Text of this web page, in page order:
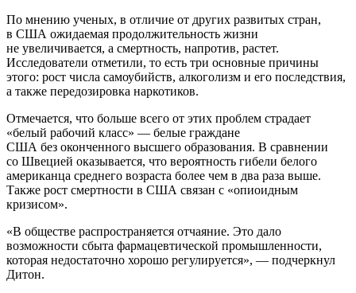
По мнению ученых, в отличие от других развитых стран,
в США ожидаемая продолжительность жизни
не увеличивается, а смертность, напротив, растет.
Исследователи отметили, то есть три основные причины
этого: рост числа самоубийств, алкоголизм и его последствия,
а также передозировка наркотиков.
Отмечается, что больше всего от этих проблем страдает
«белый рабочий класс» — белые граждане
США без оконченного высшего образования. В сравнении
со Швецией оказывается, что вероятность гибели белого
американца среднего возраста более чем в два раза выше.
Также рост смертности в США связан с «опиоидным
кризисом».
«В обществе распространяется отчаяние. Это дало
возможности сбыта фармацевтической промышленности,
которая недостаточно хорошо регулируется», — подчеркнул
Дитон.